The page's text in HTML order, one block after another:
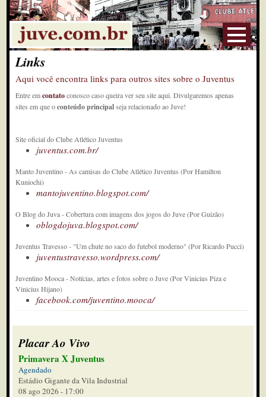
Links
Aqui você encontra links para outros sites sobre o Juventus
Entre emcontatoconosco caso queira ver seu site aqui. Divulgaremos apenas
sites em que oconteúdo principalseja relacionado ao Juve!
Site oficial do Clube Atlético Juventus
juventus.com.br/
Manto Juventino - As camisas do Clube Atlético Juventus (Por Hamilton
Kuniochi)
mantojuventino.blogspot.com/
O Blog do Juva - Cobertura com imagens dos jogos do Juve (Por Guizão)
oblogdojuva.blogspot.com/
Juventus Travesso - "Um chute no saco do futebol moderno" (Por Ricardo Pucci)
juventustravesso.wordpress.com/
Juventino Mooca - Notícias, artes e fotos sobre o Juve (Por Vinicius Piza e
Vinicius Hijano)
facebook.com/juventino.mooca/
Placar Ao Vivo
Primavera X Juventus
Agendado
Estádio Gigante da Vila Industrial
08 ago 2026 - 17:00